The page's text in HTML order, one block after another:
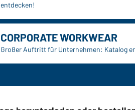
entdecken!
CORPORATE WORKWEAR
Großer Auftritt für Unternehmen: Katalog